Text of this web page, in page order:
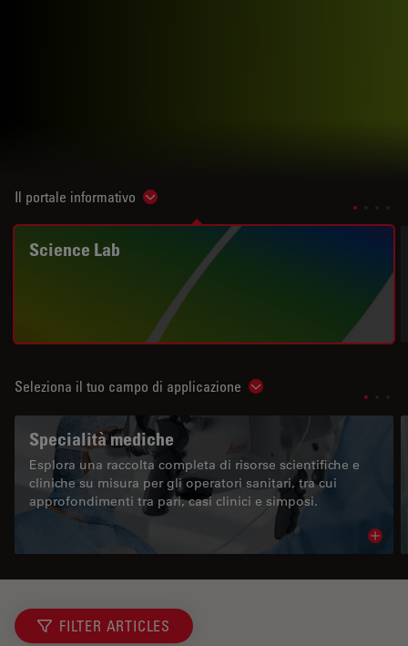
Il portale informativo Show subnavigation
Science Lab
Seleziona il tuo campo di applicazione Show subnavigation
Specialità mediche
Esplora una raccolta completa di risorse scientifiche e
cliniche su misura per gli operatori sanitari, tra cui
approfondimenti tra pari, casi clinici e simposi.
FILTER ARTICLES